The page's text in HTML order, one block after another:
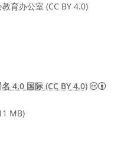
育办公室 (CC BY 4.0)
4.0 国际 (CC BY 4.0) 知识共
MB)